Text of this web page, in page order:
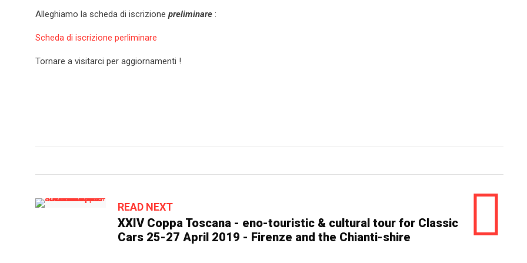
Alleghiamo la scheda di iscrizione preliminare :
Scheda di iscrizione perliminare
Tornare a visitarci per aggiornamenti !
READ NEXT
XXIV Coppa Toscana - eno-touristic & cultural tour for Classic
Cars 25-27 April 2019 - Firenze and the Chianti-shire